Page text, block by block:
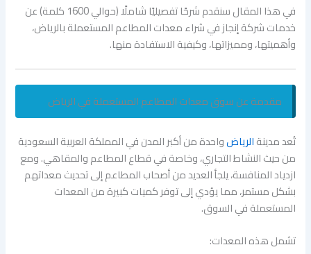
في هذا المقال سنقدم شرحًا تفصيليًا شاملًا (حوالي 1600 كلمة) عن
خدمات شركة إنجاز في شراء معدات المطاعم المستعملة بالرياض،
وأهميتها، ومميزاتها، وكيفية الاستفادة منها.
مقدمة عن سوق معدات المطاعم المستعملة في الرياض
تُعد مدينةالرياضواحدة من أكبر المدن في المملكة العربية السعودية
من حيث النشاط التجاري، وخاصة في قطاع المطاعم والمقاهي. ومع
ازدياد المنافسة، يلجأ العديد من أصحاب المطاعم إلى تحديث معداتهم
بشكل مستمر، مما يؤدي إلى توفر كميات كبيرة من المعدات
المستعملة في السوق.
تشمل هذه المعدات: